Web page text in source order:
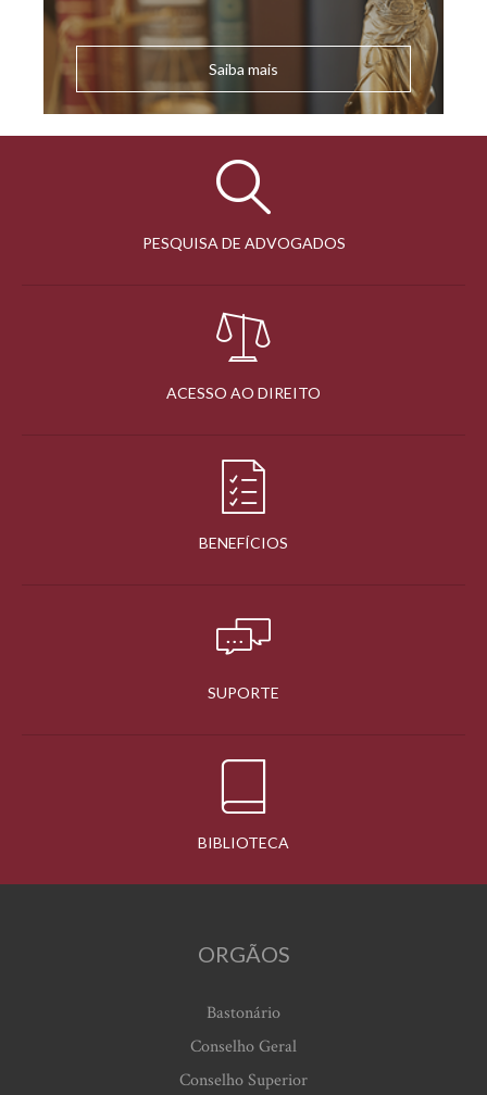
Saiba mais
PESQUISA DE ADVOGADOS
ACESSO AO DIREITO
BENEFÍCIOS
SUPORTE
BIBLIOTECA
ORGÃOS
Bastonário
Conselho Geral
Conselho Superior